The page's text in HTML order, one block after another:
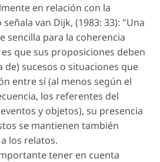
en relación con la
van Dijk, (1983: 33): "Una
sencilla para la coherencia
que sus proposiciones deben
de) sucesos o situaciones que
entre sí (al menos según el
los referentes del
y objetos), su presencia
se mantienen también
los relatos.
tener en cuenta